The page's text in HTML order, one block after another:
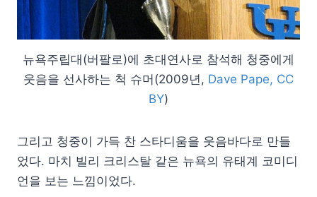
뉴욕주립대(버팔로)에 초대연사로 참석해 청중에게
웃음을 선사하는 척 슈머(2009년, Dave Pape, CC
BY)
그리고 청중이 가득 찬 스타디움을 웃음바다로 만들
었다. 마치 빌리 크리스탈 같은 뉴욕의 유태계 코미디
언을 보는 느낌이었다.